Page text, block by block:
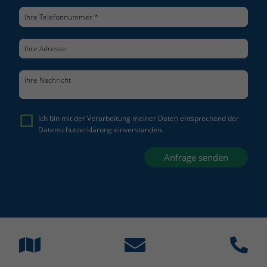
Ich bin mit der Verarbeitung meiner Daten entsprechend der
Datenschutzerklärung einverstanden.
Anfrage senden
Einwilligung mehr.
Datenschutzerklärung Impressum